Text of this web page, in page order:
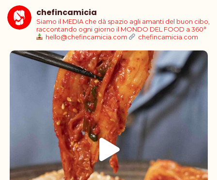
chefincamicia
Siamo il MEDIA che dà spazio agli amanti del buon cibo,
raccontando ogni giorno il MONDO DEL FOOD a 360°
hello@chefincamicia.com
chefincamicia.com